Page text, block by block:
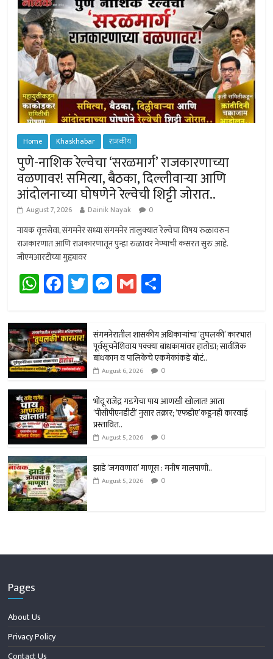
Home Khaskhabar राजकीय
पुणे-नाशिक रेल्वेचा ‘सरळमार्ग’ राजकारणाच्या
वळणावर! समित्या, बैठका, दिल्लीवार्‍या आणि
आंदोलनाच्या घोषणेने रेल्वेची शिट्टी जोरात..
August 7, 2026 Dainik Nayak 0
नायक वृत्तसेवा, संगमनेर सध्या संगमनेर तालुक्यात रेल्वेचा विषय रुळावरुन
राजकारणात आणि राजकारणातून पुन्हा रुळावर नेण्याची कसरत सुरु आहे.
जीएमआरटीच्या मुद्द्यावर
W
h
at
sA
p
p
Fa
ce
b
o
ok
T
wi
tt
er
M
es
se
n
ge
r
G
m
ail e
संगमनेरातील शासकीय अधिकार्‍यांचा ‘तुघलकी’ कारभार!
पूर्वसूचनेशिवाय पक्क्या बांधकामांवर हातोडा; सार्वजिक
बांधकाम व पालिकेचे एकमेकांकडे बोटं..
August 6, 2026 0
भोंदू राजेंद्र गडगेचा पाय आणखी खोलात! आता
‘पीसीपीएनडीटी’ नुसार तक्रार; ‘एफडीए’कडूनही कारवाई
प्रस्तावित..
August 5, 2026 0
झाडे ‘जगवणारा’ माणूस : मनीष मालपाणी..
August 5, 2026 0
Pages
About Us
Privacy Policy
Contact Us